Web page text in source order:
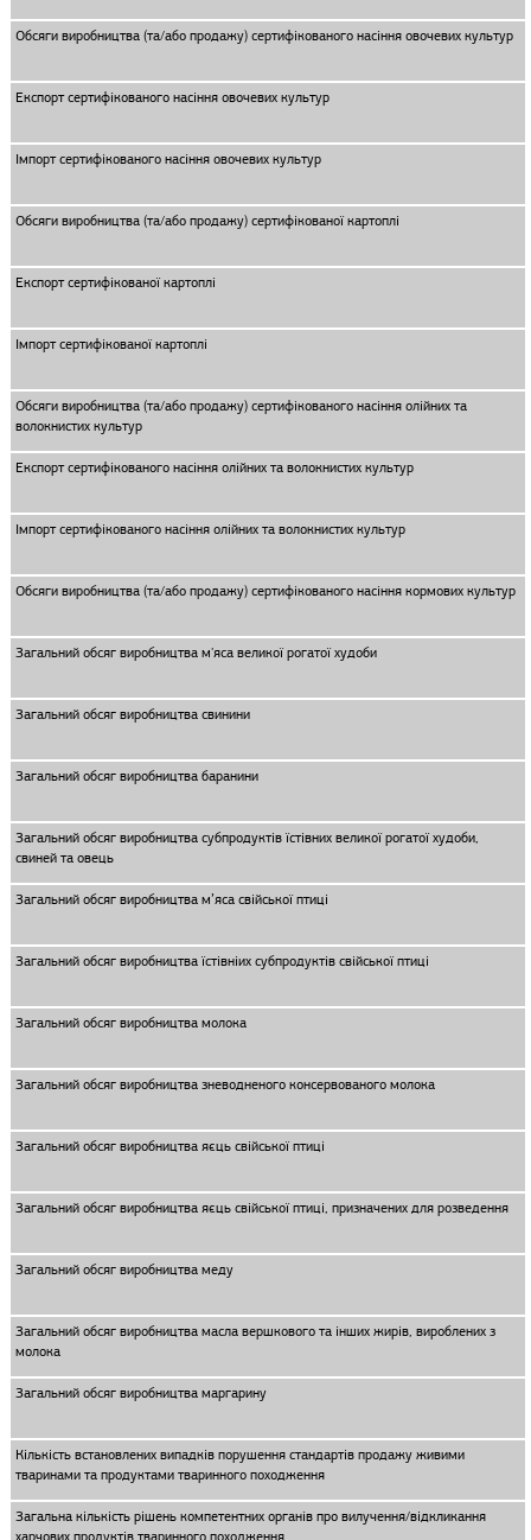
Обсяги виробництва (та/або продажу) сертифікованого насіння овочевих культур
Експорт сертифікованого насіння овочевих культур
Імпорт сертифікованого насіння овочевих культур
Обсяги виробництва (та/або продажу) сертифікованої картоплі
Експорт сертифікованої картоплі
Імпорт сертифікованої картоплі
Обсяги виробництва (та/або продажу) сертифікованого насіння олійних та
волокнистих культур
Експорт сертифікованого насіння олійних та волокнистих культур
Імпорт сертифікованого насіння олійних та волокнистих культур
Обсяги виробництва (та/або продажу) сертифікованого насіння кормових культур
Загальний обсяг виробництва м'яса великої рогатої худоби
Загальний обсяг виробництва свинини
Загальний обсяг виробництва баранини
Загальний обсяг виробництва субпродуктів їстівних великої рогатої худоби,
свиней та овець
Загальний обсяг виробництва м’яса свiйської птицi
Загальний обсяг виробництва їстівніих субпродуктів свiйської птицi
Загальний обсяг виробництва молока
Загальний обсяг виробництва зневодненого консервованого молока
Загальний обсяг виробництва яєць свійської птиці
Загальний обсяг виробництва яєць свійської птиці, призначених для розведення
Загальний обсяг виробництва меду
Загальний обсяг виробництва масла вершкового та інших жирів, вироблених з
молока
Загальний обсяг виробництва маргарину
Кількість встановлених випадків порушення стандартів продажу живими
тваринами та продуктами тваринного походження
Загальна кількість рішень компетентних органів про вилучення/відкликання